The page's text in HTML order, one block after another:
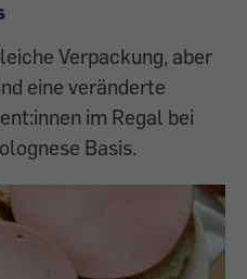
Verpackung, aber
eine veränderte
im Regal bei
Basis.